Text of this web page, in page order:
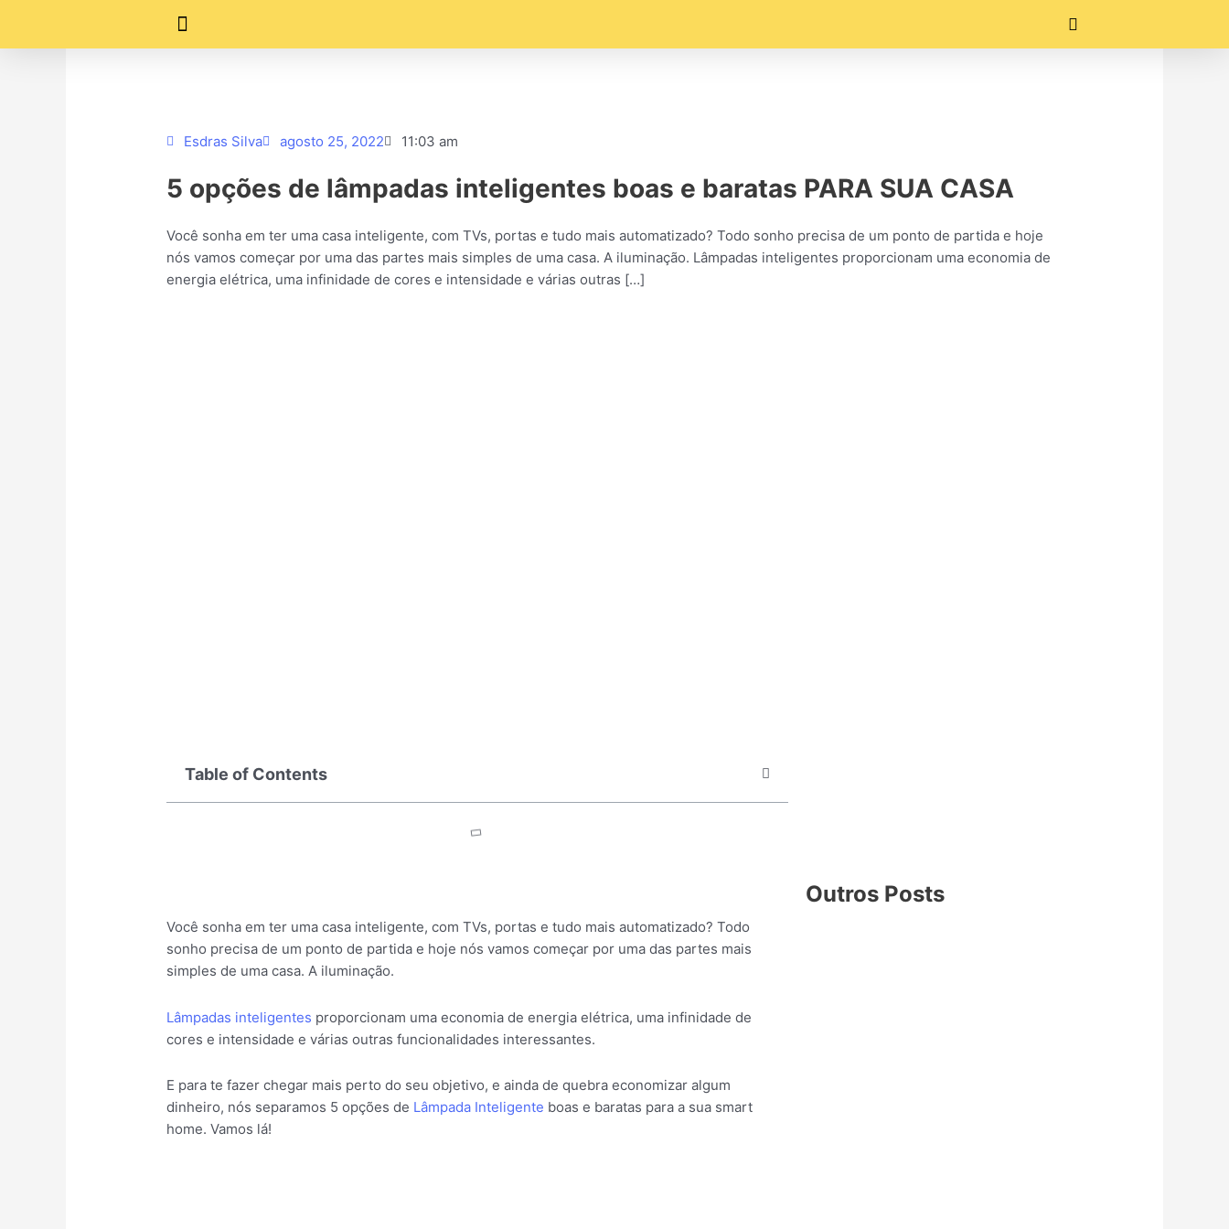
o
Esdras Silva agosto 25, 2022 11:03 am
5 opções de lâmpadas inteligentes boas e baratas PARA SUA CASA
Você sonha em ter uma casa inteligente, com TVs, portas e tudo mais automatizado? Todo sonho precisa de um ponto de partida e hoje
nós vamos começar por uma das partes mais simples de uma casa. A iluminação. Lâmpadas inteligentes proporcionam uma economia de
energia elétrica, uma infinidade de cores e intensidade e várias outras […]
Table of Contents
Você sonha em ter uma casa inteligente, com TVs, portas e tudo mais automatizado? Todo
sonho precisa de um ponto de partida e hoje nós vamos começar por uma das partes mais
simples de uma casa. A iluminação.
Lâmpadas inteligentes proporcionam uma economia de energia elétrica, uma infinidade de
cores e intensidade e várias outras funcionalidades interessantes.
E para te fazer chegar mais perto do seu objetivo, e ainda de quebra economizar algum
dinheiro, nós separamos 5 opções de Lâmpada Inteligente boas e baratas para a sua smart
home. Vamos lá!
Outros Posts